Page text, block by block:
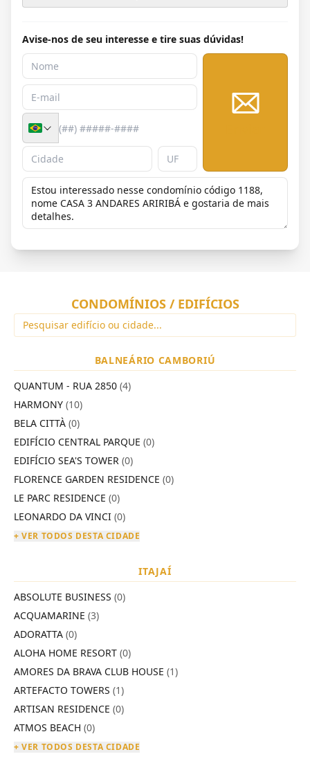
Avise-nos de seu interesse e tire suas dúvidas!
CONDOMÍNIOS / EDIFÍCIOS
BALNEÁRIO CAMBORIÚ
QUANTUM - RUA 2850 (4)
HARMONY (10)
BELA CITTÀ (0)
EDIFÍCIO CENTRAL PARQUE (0)
EDIFÍCIO SEA'S TOWER (0)
FLORENCE GARDEN RESIDENCE (0)
LE PARC RESIDENCE (0)
LEONARDO DA VINCI (0)
+ VER TODOS DESTA CIDADE
ITAJAÍ
ABSOLUTE BUSINESS (0)
ACQUAMARINE (3)
ADORATTA (0)
ALOHA HOME RESORT (0)
AMORES DA BRAVA CLUB HOUSE (1)
ARTEFACTO TOWERS (1)
ARTISAN RESIDENCE (0)
ATMOS BEACH (0)
+ VER TODOS DESTA CIDADE